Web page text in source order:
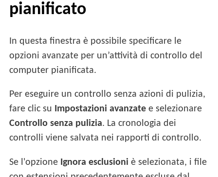
pianificato
In questa finestra è possibile specificare le
opzioni avanzate per un’attività di controllo del
computer pianificata.
Per eseguire un controllo senza azioni di pulizia,
fare clic su Impostazioni avanzate e selezionare
Controllo senza pulizia. La cronologia dei
controlli viene salvata nei rapporti di controllo.
Se l'opzione Ignora esclusioni è selezionata, i file